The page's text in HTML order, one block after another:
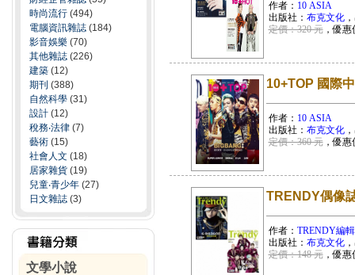
時尚流行 (494)
電腦資訊雜誌 (184)
影音娛樂 (70)
其他雜誌 (226)
建築 (12)
期刊 (388)
自然科學 (31)
設計 (12)
稅務‧法律 (7)
藝術 (15)
社會人文 (18)
居家雜貨 (19)
兒童‧青少年 (27)
日文雜誌 (3)
文學小說
作者： 10 ASIA
出版社： 布克文化
定價：320 元，優惠
10+TOP 國際
作者： 10 ASIA
出版社： 布克文化
定價：360 元，優惠
TRENDY偶像
作者： TRENDY編
出版社： 布克文化
定價：148 元，優惠